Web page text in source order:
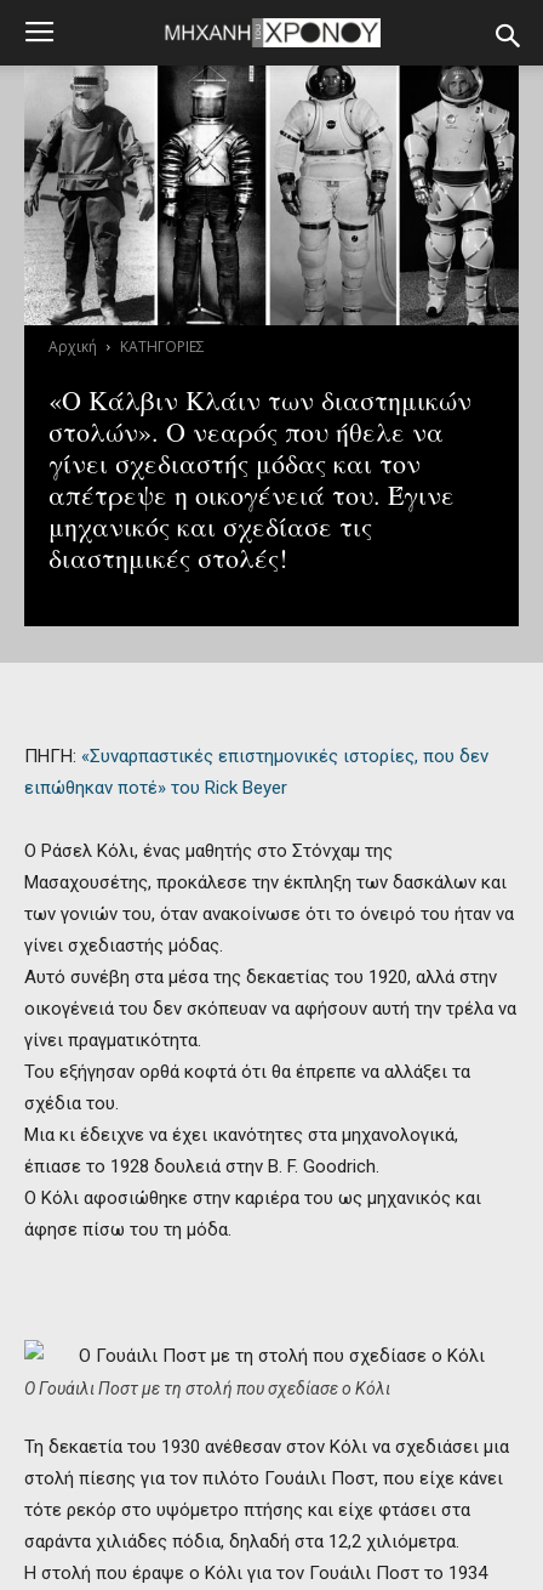
Αρχική ΚΑΤΗΓΟΡΙΕΣ
«Ο Κάλβιν Κλάιν των διαστημικών
στολών». Ο νεαρός που ήθελε να
γίνει σχεδιαστής μόδας και τον
απέτρεψε η οικογένειά του. Έγινε
μηχανικός και σχεδίασε τις
διαστημικές στολές!
ΠΗΓΗ: «Συναρπαστικές επιστημονικές ιστορίες, που δεν
ειπώθηκαν ποτέ» του Rick Beyer
Ο Ράσελ Κόλι, ένας μαθητής στο Στόνχαμ της
Μασαχουσέτης, προκάλεσε την έκπληξη των δασκάλων και
των γονιών του, όταν ανακοίνωσε ότι το όνειρό του ήταν να
γίνει σχεδιαστής μόδας.
Αυτό συνέβη στα μέσα της δεκαετίας του 1920, αλλά στην
οικογένειά του δεν σκόπευαν να αφήσουν αυτή την τρέλα να
γίνει πραγματικότητα.
Του εξήγησαν ορθά κοφτά ότι θα έπρεπε να αλλάξει τα
σχέδια του.
Μια κι έδειχνε να έχει ικανότητες στα μηχανολογικά,
έπιασε το 1928 δουλειά στην B. F. Goodrich.
Ο Κόλι αφοσιώθηκε στην καριέρα του ως μηχανικός και
άφησε πίσω του τη μόδα.
Ο Γουάιλι Ποστ με τη στολή που σχεδίασε ο Κόλι
Τη δεκαετία του 1930 ανέθεσαν στον Κόλι να σχεδιάσει μια
στολή πίεσης για τον πιλότο Γουάιλι Ποστ, που είχε κάνει
τότε ρεκόρ στο υψόμετρο πτήσης και είχε φτάσει στα
σαράντα χιλιάδες πόδια, δηλαδή στα 12,2 χιλιόμετρα.
Η στολή που έραψε ο Κόλι για τον Γουάιλι Ποστ το 1934